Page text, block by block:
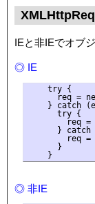
IEと非IEでオブ
◎ IE
    try {
req =
} catch
      try {
req =
} catch
req =
      }
◎ 非IE